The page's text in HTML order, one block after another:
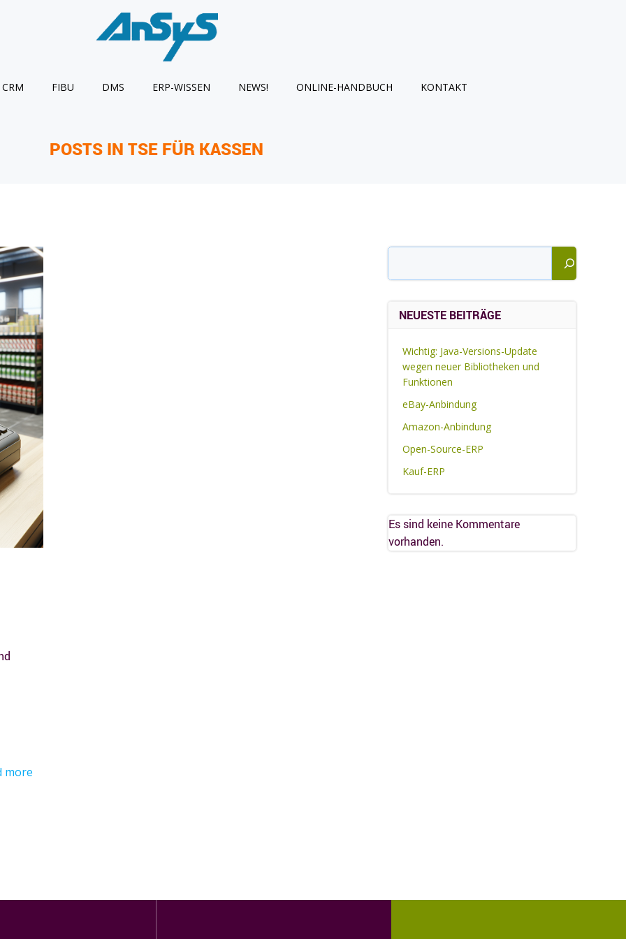
CRM FIBU DMS ERP-WISSEN NEWS! ONLINE-HANDBUCH KONTAKT
POSTS IN TSE FÜR KASSEN
more
Suchen
NEUESTE BEITRÄGE
Wichtig: Java-Versions-Update
wegen neuer Bibliotheken und
Funktionen
eBay-Anbindung
Amazon-Anbindung
Open-Source-ERP
Kauf-ERP
Es sind keine Kommentare
vorhanden.